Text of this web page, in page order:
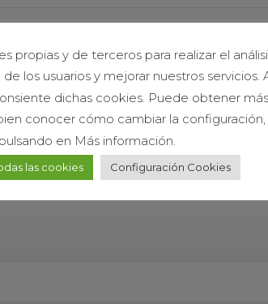
propias y de terceros para realizar el
los usuarios y mejorar nuestros servicios.
dichas cookies. Puede obtener más
conocer cómo cambiar la configuración,
pulsando en Más información.
las cookies Configuración Cookies